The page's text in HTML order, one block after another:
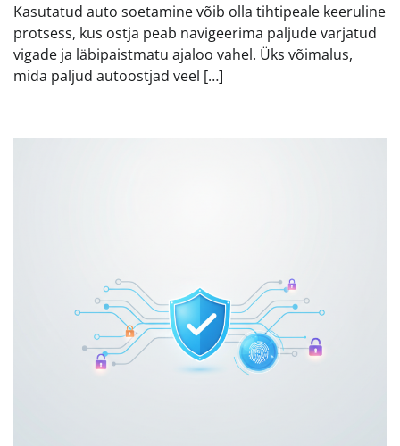
Kasutatud auto soetamine võib olla tihtipeale keeruline
protsess, kus ostja peab navigeerima paljude varjatud
vigade ja läbipaistmatu ajaloo vahel. Üks võimalus,
mida paljud autoostjad veel […]